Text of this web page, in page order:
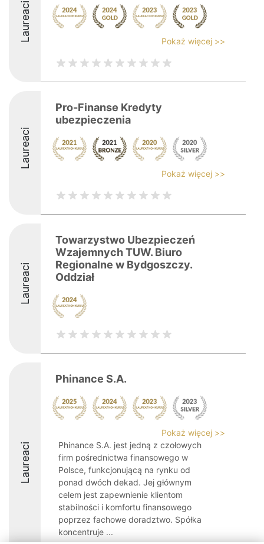
Laureaci Pokaż więcej >>
Laureaci
Pro-Finanse Kredyty
ubezpieczenia
Pokaż więcej >>
Laureaci
Towarzystwo Ubezpieczeń
Wzajemnych TUW. Biuro
Regionalne w Bydgoszczy.
Oddział
Laureaci
Phinance S.A.
Pokaż więcej >>
Phinance S.A. jest jedną z czołowych
firm pośrednictwa finansowego w
Polsce, funkcjonującą na rynku od
ponad dwóch dekad. Jej głównym
celem jest zapewnienie klientom
stabilności i komfortu finansowego
poprzez fachowe doradztwo. Spółka
koncentruje ...